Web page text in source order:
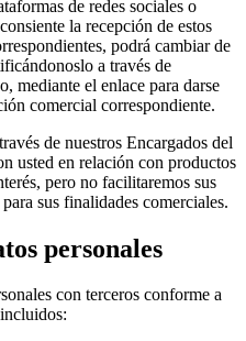
de redes sociales o
la recepción de estos
podrá cambiar de
a través de
mediante el enlace para darse
comercial correspondiente.
de nuestros Encargados del
usted en relación con productos
pero no facilitaremos sus
sus finalidades comerciales.
personales
con terceros conforme a